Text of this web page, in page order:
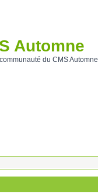
Automne
du CMS Automne